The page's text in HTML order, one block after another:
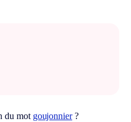
du mot goujonnier?